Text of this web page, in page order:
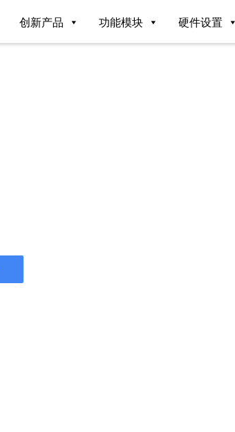
创新产品 功能模块 硬件设置